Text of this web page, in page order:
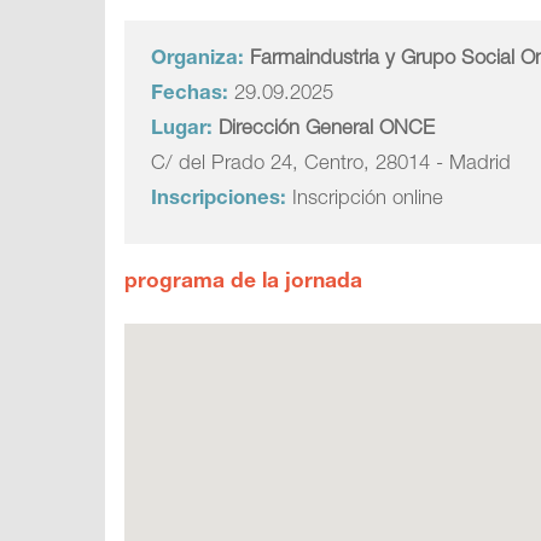
Organiza: Farmaindustria y Grupo Social
Fechas: 29.09.2025
Lugar: Dirección General ONCE
C/ del Prado 24, Centro, 28014 - Madrid
Inscripciones: Inscripción online
programa de la jornada